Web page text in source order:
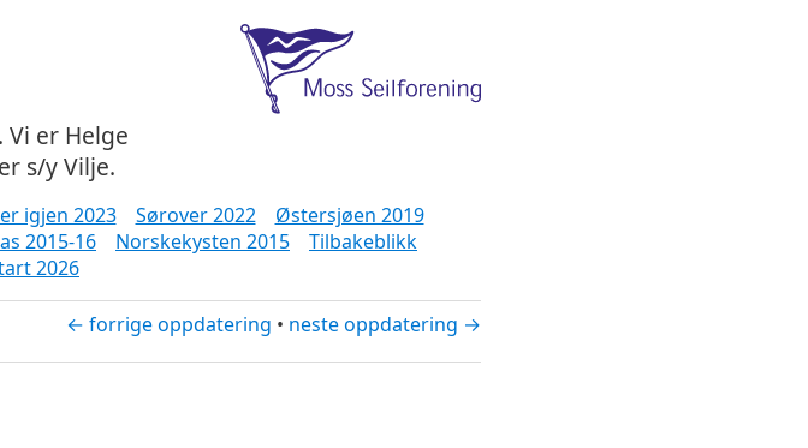
er Helge
s/y Vilje.
igjen 2023 Sørover 2022
Østersjøen 2019
2015-16 Norskekysten 2015
Tilbakeblikk
2026
← forrige oppdatering • neste oppdatering →